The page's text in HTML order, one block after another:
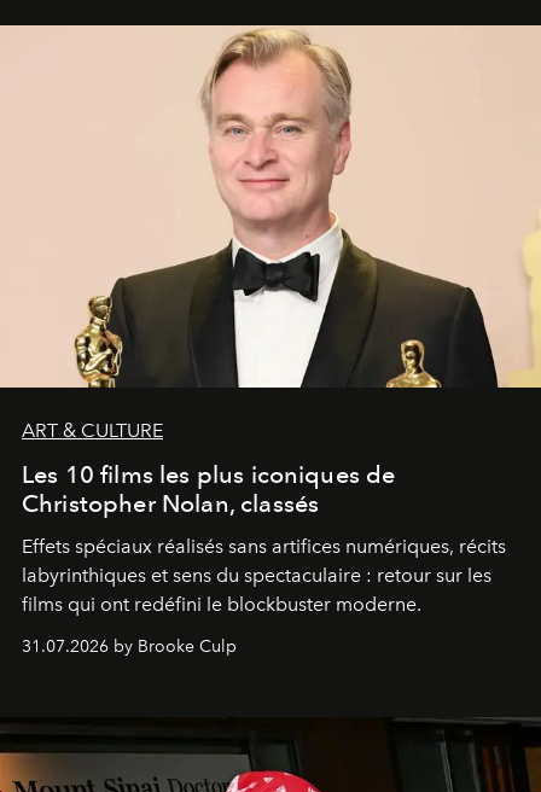
ART & CULTURE
Les 10 films les plus iconiques de
Christopher Nolan, classés
Effets spéciaux réalisés sans artifices numériques, récits
labyrinthiques et sens du spectaculaire : retour sur les
films qui ont redéfini le blockbuster moderne.
31.07.2026 by Brooke Culp